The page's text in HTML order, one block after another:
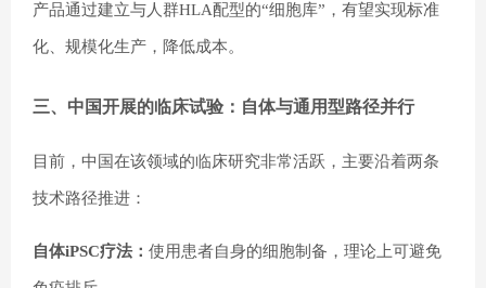
产品通过建立与人群HLA配型的“细胞库”，有望实现标准
化、规模化生产，降低成本。
三、中国开展的临床试验：自体与通用型路径并行
目前，中国在该领域的临床研究非常活跃，主要沿着两条
技术路径推进：
自体iPSC疗法： 使用患者自身的细胞制备，理论上可避免